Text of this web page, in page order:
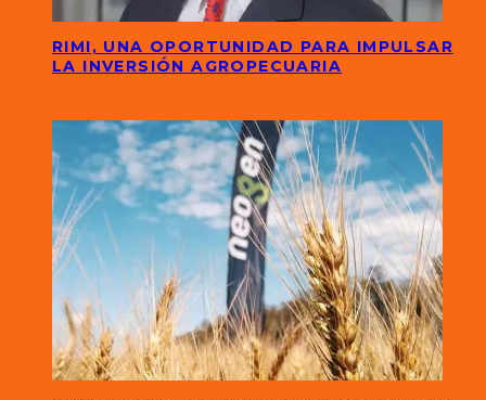
RIMI, UNA OPORTUNIDAD PARA IMPULSAR
LA INVERSIÓN AGROPECUARIA